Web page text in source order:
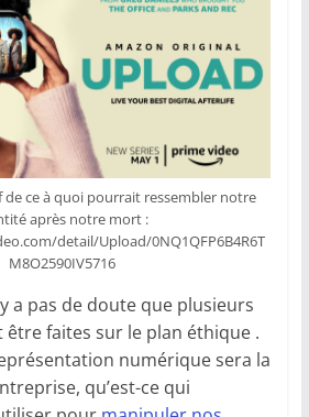
ce à quoi pourrait ressembler notre
après notre mort :
detail/Upload/0NQ1QFP6B4R6T
M8O2590IV5716
a pas de doute que plusieurs
faites sur le plan éthique .
numérique sera la
qu’est-ce qui